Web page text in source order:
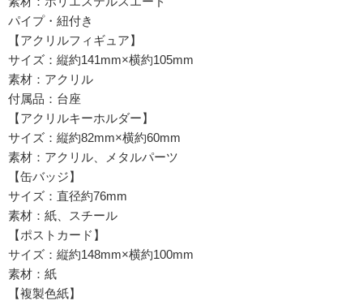
パイプ・紐付き
【アクリルフィギュア】
サイズ：縦約141mm×横約105mm
素材：アクリル
付属品：台座
【アクリルキーホルダー】
サイズ：縦約82mm×横約60mm
素材：アクリル、メタルパーツ
【缶バッジ】
サイズ：直径約76mm
素材：紙、スチール
【ポストカード】
サイズ：縦約148mm×横約100mm
素材：紙
【複製色紙】